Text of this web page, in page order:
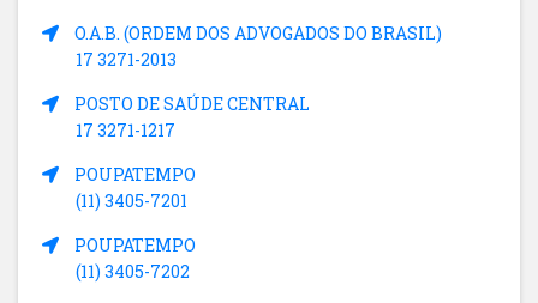
O.A.B. (ORDEM DOS ADVOGADOS DO BRASIL)
17 3271-2013
POSTO DE SAÚDE CENTRAL
17 3271-1217
POUPATEMPO
(11) 3405-7201
POUPATEMPO
(11) 3405-7202